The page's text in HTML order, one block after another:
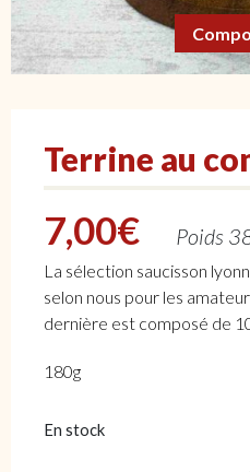
Terrine au
7,00€ Poids
La sélection saucisson
selon nous pour les
dernière est composé de
180g
En stock